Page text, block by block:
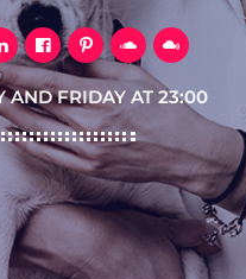
AND FRIDAY AT 23:00